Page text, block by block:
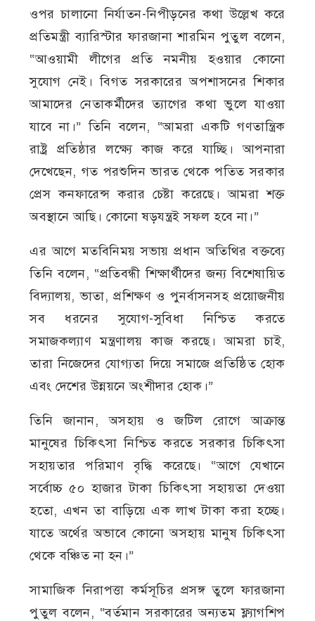
ওপর চালানো নির্যাতন-নিপীড়নের কথা উল্লেখ করে
প্রতিমন্ত্রী ব্যারিস্টার ফারজানা শারমিন পুতুল বলেন,
“আওয়ামী লীগের প্রতি নমনীয় হওয়ার কোনো
সুযোগ নেই। বিগত সরকারের অপশাসনের শিকার
আমাদের নেতাকর্মীদের ত্যাগের কথা ভুলে যাওয়া
যাবে না।” তিনি বলেন, “আমরা একটি গণতান্ত্রিক
রাষ্ট্র প্রতিষ্ঠার লক্ষ্যে কাজ করে যাচ্ছি। আপনারা
দেখেছেন, গত পরশুদিন ভারত থেকে পতিত সরকার
প্রেস কনফারেন্স করার চেষ্টা করেছে। আমরা শক্ত
অবস্থানে আছি। কোনো ষড়যন্ত্রই সফল হবে না।”
এর আগে মতবিনিময় সভায় প্রধান অতিথির বক্তব্যে
তিনি বলেন, “প্রতিবন্ধী শিক্ষার্থীদের জন্য বিশেষায়িত
বিদ্যালয়, ভাতা, প্রশিক্ষণ ও পুনর্বাসনসহ প্রয়োজনীয়
সব ধরনের সুযোগ-সুবিধা নিশ্চিত করতে
সমাজকল্যাণ মন্ত্রণালয় কাজ করছে। আমরা চাই,
তারা নিজেদের যোগ্যতা দিয়ে সমাজে প্রতিষ্ঠিত হোক
এবং দেশের উন্নয়নে অংশীদার হোক।”
তিনি জানান, অসহায় ও জটিল রোগে আক্রান্ত
মানুষের চিকিৎসা নিশ্চিত করতে সরকার চিকিৎসা
সহায়তার পরিমাণ বৃদ্ধি করেছে। “আগে যেখানে
সর্বোচ্চ ৫০ হাজার টাকা চিকিৎসা সহায়তা দেওয়া
হতো, এখন তা বাড়িয়ে এক লাখ টাকা করা হচ্ছে।
যাতে অর্থের অভাবে কোনো অসহায় মানুষ চিকিৎসা
থেকে বঞ্চিত না হন।”
সামাজিক নিরাপত্তা কর্মসূচির প্রসঙ্গ তুলে ফারজানা
পুতুল বলেন, “বর্তমান সরকারের অন্যতম ফ্ল্যাগশিপ